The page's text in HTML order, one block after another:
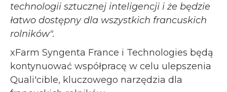
technologii sztucznej inteligencji i że będzie
łatwo dostępny dla wszystkich francuskich
rolników".
xFarm Syngenta France i Technologies będą
kontynuować współpracę w celu ulepszenia
Quali'cible, kluczowego narzędzia dla